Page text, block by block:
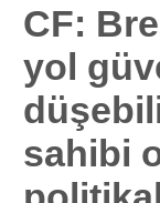
CF:
yol
sahibi